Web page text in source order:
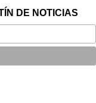
DE NOTICIAS